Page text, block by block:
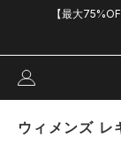
【最大
ウィメンズ レ